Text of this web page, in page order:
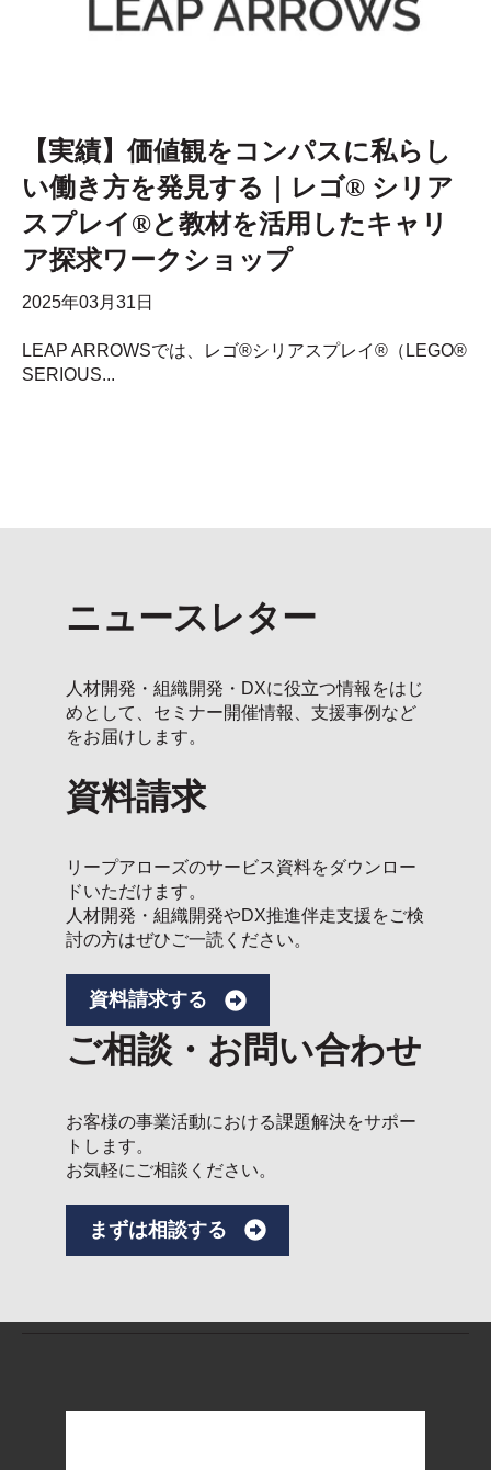
【実績】価値観をコンパスに私らし
い働き方を発見する｜レゴ® シリア
スプレイ®と教材を活用したキャリ
ア探求ワークショップ
2025年03月31日
LEAP ARROWSでは、レゴ®シリアスプレイ®（LEGO®
SERIOUS...
ニュースレター
人材開発・組織開発・DXに役立つ情報をはじ
めとして、セミナー開催情報、支援事例など
をお届けします。
資料請求
リープアローズのサービス資料をダウンロー
ドいただけます。
人材開発・組織開発やDX推進伴走支援をご検
討の方はぜひご一読ください。
資料請求する
ご相談・お問い合わせ
お客様の事業活動における課題解決をサポー
トします。
お気軽にご相談ください。
まずは相談する